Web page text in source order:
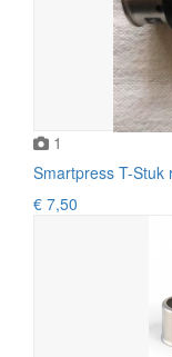
1
Smartpress T-Stuk
€ 7,50